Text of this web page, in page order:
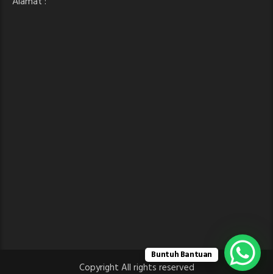
Copyright All rights reserved
Buntuh Bantuan